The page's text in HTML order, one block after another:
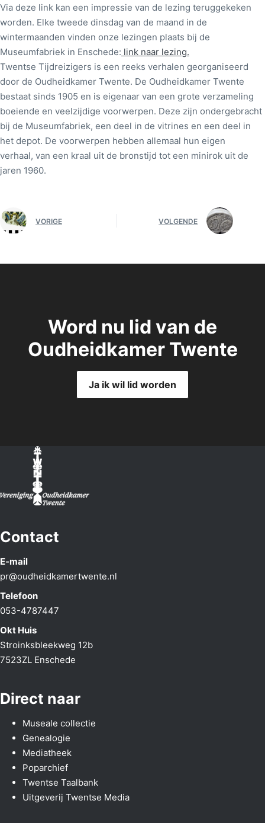
Via deze link kan een impressie van de lezing teruggekeken
worden. Elke tweede dinsdag van de maand in de
wintermaanden vinden onze lezingen plaats bij de
Museumfabriek in Enschede: link naar lezing.
Twentse Tijdreizigers is een reeks verhalen georganiseerd
door de Oudheidkamer Twente. De Oudheidkamer Twente
bestaat sinds 1905 en is eigenaar van een grote verzameling
boeiende en veelzijdige voorwerpen. Deze zijn ondergebracht
bij de Museumfabriek, een deel in de vitrines en een deel in
het depot. De voorwerpen hebben allemaal hun eigen
verhaal, van een kraal uit de bronstijd tot een minirok uit de
jaren 1960.
VORIGE VOLGENDE
Word nu lid van de
Oudheidkamer Twente
Ja ik wil lid worden
Contact
E-mail
pr@oudheidkamertwente.nl
Telefoon
053-4787447
Okt Huis
Stroinksbleekweg 12b
7523ZL Enschede
Direct naar
Museale collectie
Genealogie
Mediatheek
Poparchief
Twentse Taalbank
Uitgeverij Twentse Media